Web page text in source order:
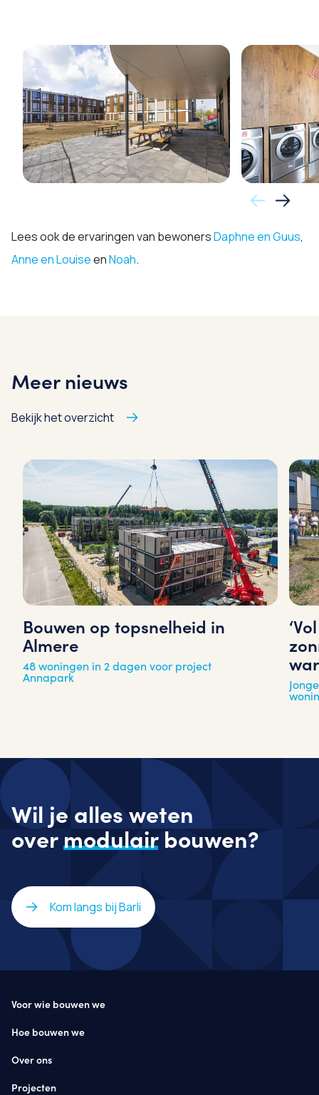
Lees ook de ervaringen van bewonersDaphne en Guus,
Anne en LouiseenNoah.
Meer nieuws
Bekijk het overzicht
Bouwen op topsnelheid in
Almere
48 woningen in 2 dagen voor project
Annapark
Wil je alles weten
overmodulairbouwen?
Kom langs bij Barli
Voor wie bouwen we
Hoe bouwen we
Over ons
Projecten